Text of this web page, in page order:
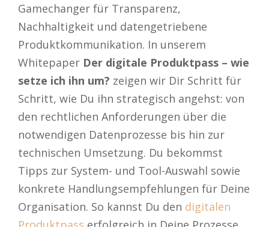
Gamechanger für Transparenz,
Nachhaltigkeit und datengetriebene
Produktkommunikation. In unserem
Whitepaper Der digitale Produktpass – wie
setze ich ihn um? zeigen wir Dir Schritt für
Schritt, wie Du ihn strategisch angehst: von
den rechtlichen Anforderungen über die
notwendigen Datenprozesse bis hin zur
technischen Umsetzung. Du bekommst
Tipps zur System- und Tool-Auswahl sowie
konkrete Handlungsempfehlungen für Deine
Organisation. So kannst Du den digitalen